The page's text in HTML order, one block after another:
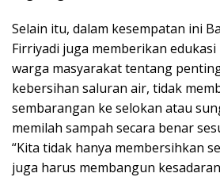
Selain itu, dalam kesempatan ini
Firriyadi juga memberikan
warga masyarakat tentang
kebersihan saluran air, tidak
sembarangan ke selokan atau
memilah sampah secara benar
“Kita tidak hanya membersihkan
juga harus membangun